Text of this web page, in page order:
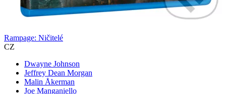
Rampage: Ničitelé
CZ
Dwayne Johnson
Jeffrey Dean Morgan
Malin Åkerman
Joe Manganiello